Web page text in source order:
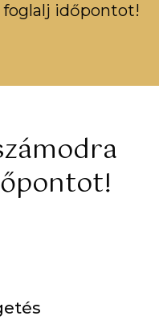
foglalj időpontot!